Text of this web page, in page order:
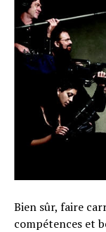
Bien sûr, faire
compétences et